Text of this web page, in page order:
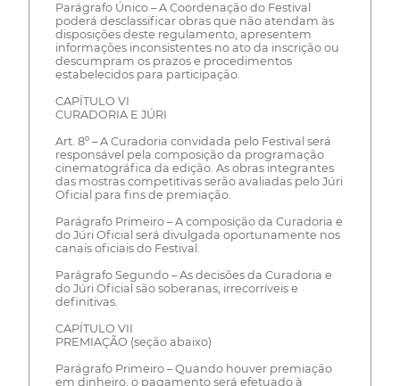
Parágrafo Único – A Coordenação do Festival
poderá desclassificar obras que não atendam às
disposições deste regulamento, apresentem
informações inconsistentes no ato da inscrição ou
descumpram os prazos e procedimentos
estabelecidos para participação.
CAPÍTULO VI
CURADORIA E JÚRI
Art. 8º – A Curadoria convidada pelo Festival será
responsável pela composição da programação
cinematográfica da edição. As obras integrantes
das mostras competitivas serão avaliadas pelo Júri
Oficial para fins de premiação.
Parágrafo Primeiro – A composição da Curadoria e
do Júri Oficial será divulgada oportunamente nos
canais oficiais do Festival.
Parágrafo Segundo – As decisões da Curadoria e
do Júri Oficial são soberanas, irrecorríveis e
definitivas.
CAPÍTULO VII
PREMIAÇÃO (seção abaixo)
Parágrafo Primeiro – Quando houver premiação
em dinheiro, o pagamento será efetuado à